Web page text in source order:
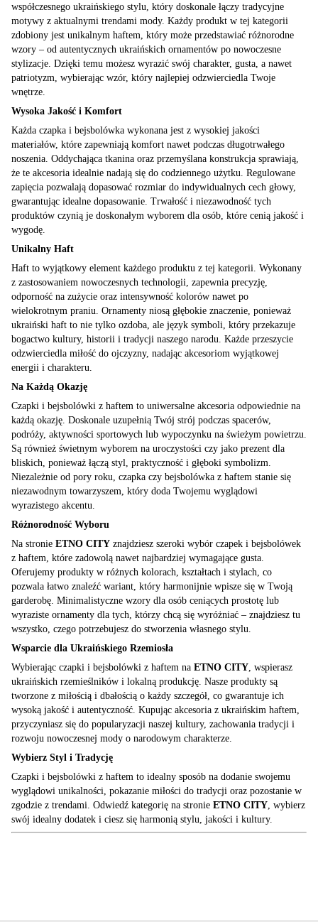
współczesnego ukraińskiego stylu, który doskonale łączy tradycyjne
motywy z aktualnymi trendami mody. Każdy produkt w tej kategorii
zdobiony jest unikalnym haftem, który może przedstawiać różnorodne
wzory – od autentycznych ukraińskich ornamentów po nowoczesne
stylizacje. Dzięki temu możesz wyrazić swój charakter, gusta, a nawet
patriotyzm, wybierając wzór, który najlepiej odzwierciedla Twoje
wnętrze.
Wysoka Jakość i Komfort
Każda czapka i bejsbolówka wykonana jest z wysokiej jakości
materiałów, które zapewniają komfort nawet podczas długotrwałego
noszenia. Oddychająca tkanina oraz przemyślana konstrukcja sprawiają,
że te akcesoria idealnie nadają się do codziennego użytku. Regulowane
zapięcia pozwalają dopasować rozmiar do indywidualnych cech głowy,
gwarantując idealne dopasowanie. Trwałość i niezawodność tych
produktów czynią je doskonałym wyborem dla osób, które cenią jakość i
wygodę.
Unikalny Haft
Haft to wyjątkowy element każdego produktu z tej kategorii. Wykonany
z zastosowaniem nowoczesnych technologii, zapewnia precyzję,
odporność na zużycie oraz intensywność kolorów nawet po
wielokrotnym praniu. Ornamenty niosą głębokie znaczenie, ponieważ
ukraiński haft to nie tylko ozdoba, ale język symboli, który przekazuje
bogactwo kultury, historii i tradycji naszego narodu. Każde przeszycie
odzwierciedla miłość do ojczyzny, nadając akcesoriom wyjątkowej
energii i charakteru.
Na Każdą Okazję
Czapki i bejsbolówki z haftem to uniwersalne akcesoria odpowiednie na
każdą okazję. Doskonale uzupełnią Twój strój podczas spacerów,
podróży, aktywności sportowych lub wypoczynku na świeżym powietrzu.
Są również świetnym wyborem na uroczystości czy jako prezent dla
bliskich, ponieważ łączą styl, praktyczność i głęboki symbolizm.
Niezależnie od pory roku, czapka czy bejsbolówka z haftem stanie się
niezawodnym towarzyszem, który doda Twojemu wyglądowi
wyrazistego akcentu.
Różnorodność Wyboru
Na stronie ETNO CITY znajdziesz szeroki wybór czapek i bejsbolówek
z haftem, które zadowolą nawet najbardziej wymagające gusta.
Oferujemy produkty w różnych kolorach, kształtach i stylach, co
pozwala łatwo znaleźć wariant, który harmonijnie wpisze się w Twoją
garderobę. Minimalistyczne wzory dla osób ceniących prostotę lub
wyraziste ornamenty dla tych, którzy chcą się wyróżniać – znajdziesz tu
wszystko, czego potrzebujesz do stworzenia własnego stylu.
Wsparcie dla Ukraińskiego Rzemiosła
Wybierając czapki i bejsbolówki z haftem na ETNO CITY , wspierasz
ukraińskich rzemieślników i lokalną produkcję. Nasze produkty są
tworzone z miłością i dbałością o każdy szczegół, co gwarantuje ich
wysoką jakość i autentyczność. Kupując akcesoria z ukraińskim haftem,
przyczyniasz się do popularyzacji naszej kultury, zachowania tradycji i
rozwoju nowoczesnej mody o narodowym charakterze.
Wybierz Styl i Tradycję
Czapki i bejsbolówki z haftem to idealny sposób na dodanie swojemu
wyglądowi unikalności, pokazanie miłości do tradycji oraz pozostanie w
zgodzie z trendami. Odwiedź kategorię na stronie ETNO CITY , wybierz
swój idealny dodatek i ciesz się harmonią stylu, jakości i kultury.